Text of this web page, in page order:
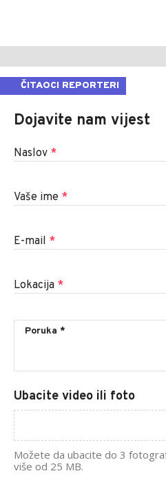
ČITAOCI REPORTERI
Dojavite nam vijest
Naslov *
Vaše ime *
E-mail *
Lokacija *
Ubacite video ili foto
Možete da ubacite do 3
više od 25 MB.